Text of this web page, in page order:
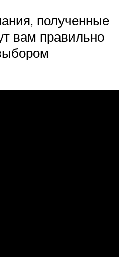
полученные
вам правильно